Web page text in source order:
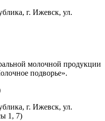
г. Ижевск, ул.
молочной продукции
подворье».
г. Ижевск, ул.
1, 7)